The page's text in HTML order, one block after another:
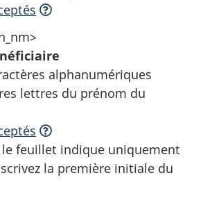
alphanumériques
lettres du prénom du
le feuillet indique uniquement
la première initiale du